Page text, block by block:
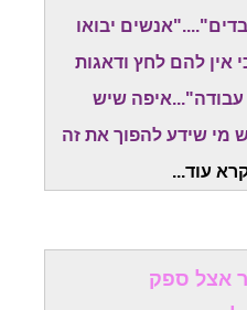
יבואו
אין להם לחץ ודאגות
עבודה"...איפה שיש
מי שידע להפוך את זה
עוד...
אצל ספק